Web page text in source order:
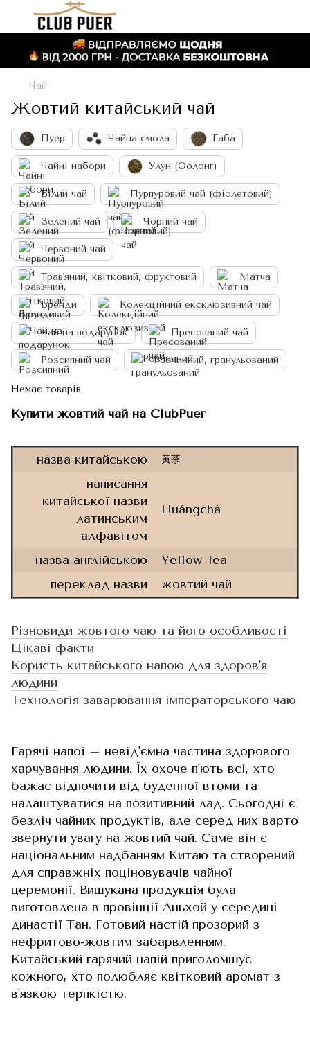
Чай
Жовтий китайський чай
Пуер Чайна смола Габа
Чайні набори Улун (Оолонг)
Білий чай Пурпуровий чай (фіолетовий)
Зелений чай Чорний чай
Червоний чай
Трав'яний, квітковий, фруктовий Матча
Бренди Колекційний ексклюзивний чай
Чай на подарунок Пресований чай
Розсипний чай Розчинний, гранульований
Немає товарів
Купити жовтий чай на ClubPuer
назва китайською 黄茶
написання
китайської назви
латинським
алфавітом
Huángchá
назва англійською
Yellow Tea
переклад назви
жовтий чай
Різновиди жовтого чаю та його особливості
Цікаві факти
Користь китайського напою для здоров'я
людини
Технологія заварювання імператорського чаю
Гарячі напої – невід'ємна частина здорового
харчування людини. Їх охоче п'ють всі, хто
бажає відпочити від буденної втоми та
налаштуватися на позитивний лад. Сьогодні є
безліч чайних продуктів, але серед них варто
звернути увагу на жовтий чай. Саме він є
національним надбанням Китаю та створений
для справжніх поціновувачів чайної
церемонії. Вишукана продукція була
виготовлена в провінції Аньхой у середині
династії Тан. Готовий настій прозорий з
нефритово-жовтим забарвленням.
Китайський гарячий напій приголомшує
кожного, хто полюбляє квітковий аромат з
в'язкою терпкістю.